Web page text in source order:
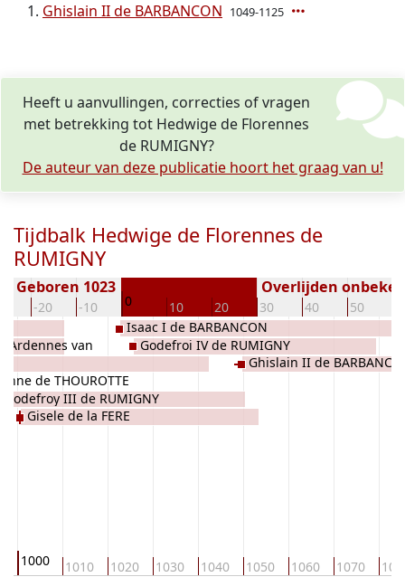
Ghislain II de BARBANCON 1049-1125
Heeft u aanvullingen, correcties of vragen
met betrekking tot Hedwige de Florennes
de RUMIGNY?
De auteur van deze publicatie hoort het graag van u!
Tijdbalk Hedwige de Florennes de
RUMIGNY
-20 -10 0 10 20 30 40 50
Geboren 1023 Overlijden
1000 1010 1020 1030 1040 1050 1060 1070
van
de THOUROTTE
Godefroy III de RUMIGNY
Gisele de la FERE
Isaac I de BARBANCON
Godefroi IV de RUMIGNY
Ghislain II de